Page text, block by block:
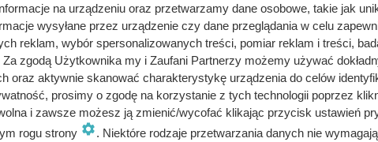
oraz ziemniaczaną.
i upiecz biszkopt przez 20 minut w 180 stopniach.
miksera do uzyskania jednolitej masy.
na urządzeniu oraz przetwarzamy dane osobowe, takie jak
wysyłane przez urządzenie czy dane przeglądania w celu
reklam, wybór spersonalizowanych treści, pomiar reklam i treści,
Za zgodą Użytkownika my i Zaufani Partnerzy możemy używać
oraz aktywnie skanować charakterystykę urządzenia do celów
prosimy o zgodę na korzystanie z tych technologii poprzez
i zawsze możesz ją zmienić/wycofać klikając przycisk ustawień
rogu strony
. Niektóre rodzaje przetwarzania danych nie